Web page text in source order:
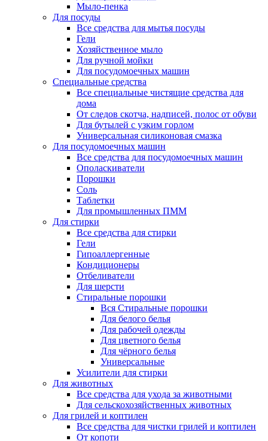
Мыло-пенка
Для посуды
Все средства для мытья посуды
Гели
Хозяйственное мыло
Для ручной мойки
Для посудомоечных машин
Специальные средства
Все специальные чистящие средства для
дома
От следов скотча, надписей, полос от обуви
Для бутылей с узким горлом
Универсальная силиконовая смазка
Для посудомоечных машин
Все средства для посудомоечных машин
Ополаскиватели
Порошки
Соль
Таблетки
Для промышленных ПММ
Для стирки
Все средства для стирки
Гели
Гипоаллергенные
Кондиционеры
Отбеливатели
Для шерсти
Стиральные порошки
Вся Стиральные порошки
Для белого белья
Для рабочей одежды
Для цветного белья
Для чёрного белья
Универсальные
Усилители для стирки
Для животных
Все средства для ухода за животными
Для сельскохозяйственных животных
Для грилей и коптилен
Все средства для чистки грилей и коптилен
От копоти